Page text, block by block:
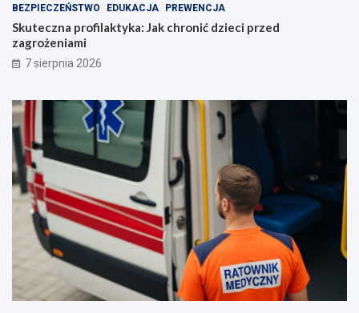
BEZPIECZEŃSTWO EDUKACJA PREWENCJA
Skuteczna profilaktyka: Jak chronić dzieci przed
zagrożeniami
7 sierpnia 2026